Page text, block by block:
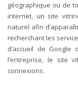
géographique ou de
internet, un site
naturel afin
recherchant les
d’accueil de
l’entreprise, le site
connexions.